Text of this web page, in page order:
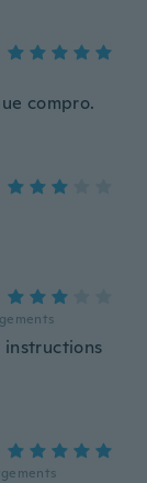
compro.
instructions